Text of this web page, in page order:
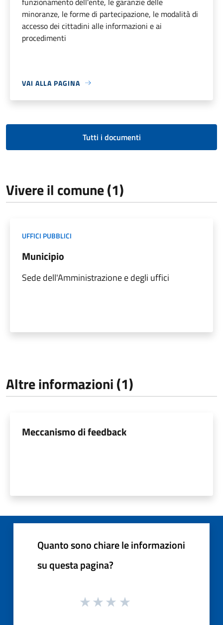
minoranze, le forme di partecipazione, le modalità di
accesso dei cittadini alle informazioni e ai
procedimenti
VAI ALLA PAGINA
Tutti i documenti
Vivere il comune (1)
UFFICI PUBBLICI
Municipio
Sede dell'Amministrazione e degli uffici
Altre informazioni (1)
Meccanismo di feedback
Quanto sono chiare le informazioni
su questa pagina?